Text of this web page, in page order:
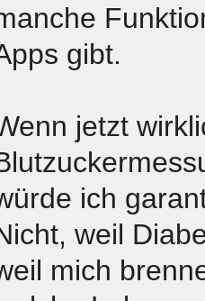
gibt.
jetzt
ich
weil
mich